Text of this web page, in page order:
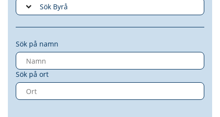
Sök på namn
Sök på ort